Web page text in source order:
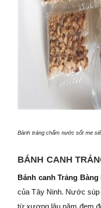
Bánh tráng chấm nước sốt me
BÁNH CANH
Bánh canh Trảng Bàng
của Tây Ninh. Nước